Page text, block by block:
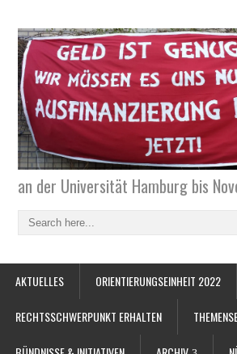
an der Universität Hamburg bis
AKTUELLES ORIENTIERUNGSEINHEIT 2022
RECHTSSCHWERPUNKT ERHALTEN